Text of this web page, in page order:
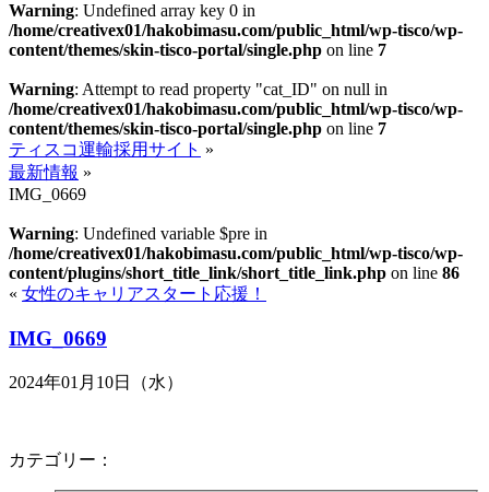
Warning: Undefined array key 0 in
/home/creativex01/hakobimasu.com/public_html/wp-tisco/wp-
content/themes/skin-tisco-portal/single.php on line 7
Warning: Attempt to read property "cat_ID" on null in
/home/creativex01/hakobimasu.com/public_html/wp-tisco/wp-
content/themes/skin-tisco-portal/single.php on line 7
ティスコ運輸採用サイト »
最新情報 »
IMG_0669
Warning: Undefined variable $pre in
/home/creativex01/hakobimasu.com/public_html/wp-tisco/wp-
content/plugins/short_title_link/short_title_link.php on line 86
« 女性のキャリアスタート応援！
IMG_0669
2024年01月10日（水）
カテゴリー：